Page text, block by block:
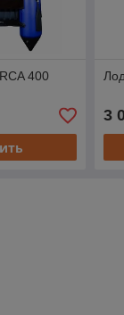
400
3